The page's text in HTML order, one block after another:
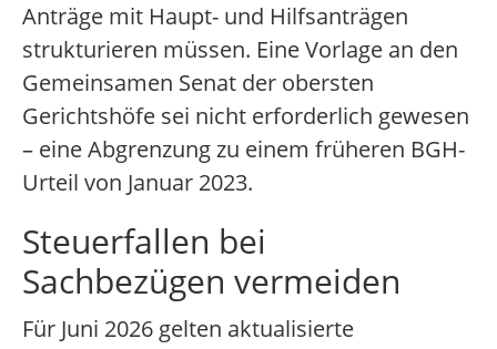
Anträge mit Haupt- und Hilfsanträgen
strukturieren müssen. Eine Vorlage an den
Gemeinsamen Senat der obersten
Gerichtshöfe sei nicht erforderlich gewesen
– eine Abgrenzung zu einem früheren BGH-
Urteil von Januar 2023.
Steuerfallen bei
Sachbezügen vermeiden
Für Juni 2026 gelten aktualisierte